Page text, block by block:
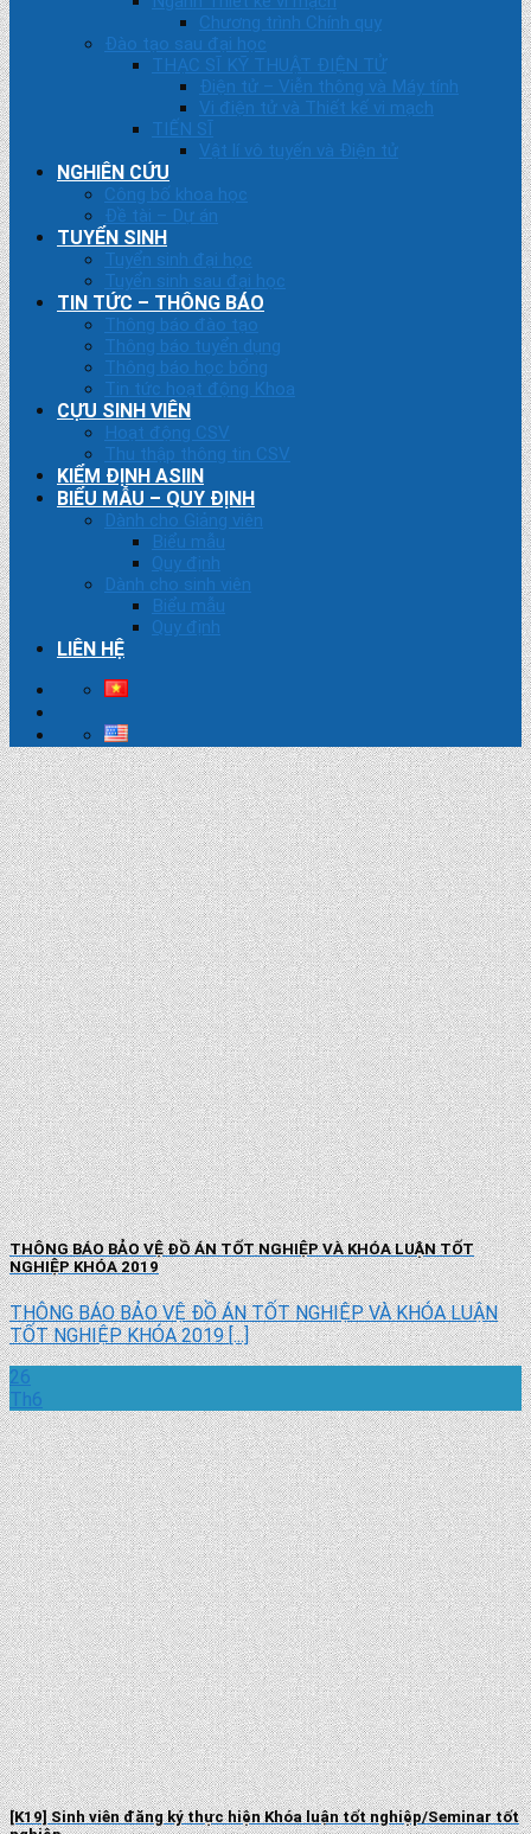
Chương trình Chính quy
Đào tạo sau đại học
THẠC SĨ KỸ THUẬT ĐIỆN TỬ
Điện tử – Viễn thông và Máy tính
Vi điện tử và Thiết kế vi mạch
TIẾN SĨ
Vật lí vô tuyến và Điện tử
NGHIÊN CỨU
Công bố khoa học
Đề tài – Dự án
TUYỂN SINH
Tuyển sinh đại học
Tuyển sinh sau đại học
TIN TỨC – THÔNG BÁO
Thông báo đào tạo
Thông báo tuyển dụng
Thông báo học bổng
Tin tức hoạt động Khoa
CỰU SINH VIÊN
Hoạt động CSV
Thu thập thông tin CSV
KIỂM ĐỊNH ASIIN
BIỂU MẪU – QUY ĐỊNH
Dành cho Giảng viên
Biểu mẫu
Quy định
Dành cho sinh viên
Biểu mẫu
Quy định
LIÊN HỆ
THÔNG BÁO BẢO VỆ ĐỒ ÁN TỐT NGHIỆP VÀ KHÓA LUẬN TỐT
NGHIỆP KHÓA 2019
THÔNG BÁO BẢO VỆ ĐỒ ÁN TỐT NGHIỆP VÀ KHÓA LUẬN
TỐT NGHIỆP KHÓA 2019 [...]
26
Th6
[K19] Sinh viên đăng ký thực hiện Khóa luận tốt nghiệp/Seminar tốt